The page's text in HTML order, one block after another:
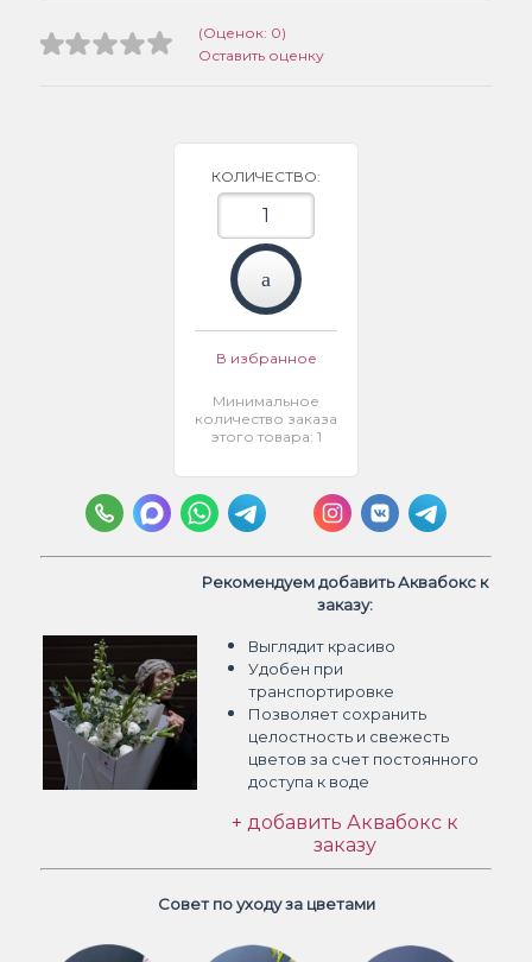
(Оценок: 0)
Оставить оценку
КОЛИЧЕСТВО:
В избранное
Минимальное
количество заказа
этого товара: 1
Рекомендуем добавить Аквабокс к
заказу:
Выглядит красиво
Удобен при
транспортировке
Позволяет сохранить
целостность и свежесть
цветов за счет постоянного
доступа к воде
+ добавить Аквабокс к
заказу
Совет по уходу за цветами